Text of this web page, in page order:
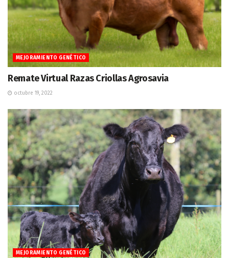
MEJORAMIENTO GENÉTICO
Remate Virtual Razas Criollas Agrosavia
octubre 19, 2022
MEJORAMIENTO GENÉTICO